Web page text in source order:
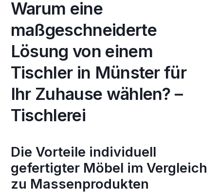
Warum eine
maßgeschneiderte
Lösung von einem
Tischler in Münster für
Ihr Zuhause wählen? –
Tischlerei
Die Vorteile individuell
gefertigter Möbel im Vergleich
zu Massenprodukten